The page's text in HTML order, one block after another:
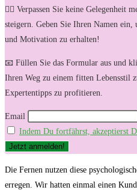
🏋️‍♀️ Verpassen Sie keine Gelegenheit
steigern. Geben Sie Ihren Namen
und Motivation zu erhalten!
📧 Füllen Sie das Formular aus und
Ihren Weg zu einem fitten Lebensstil
Expertentipps zu profitieren.
Email
Indem Du fortfährst, akzeptierst
Die Fernen nutzen diese
erregen. Wir hatten einmal einen